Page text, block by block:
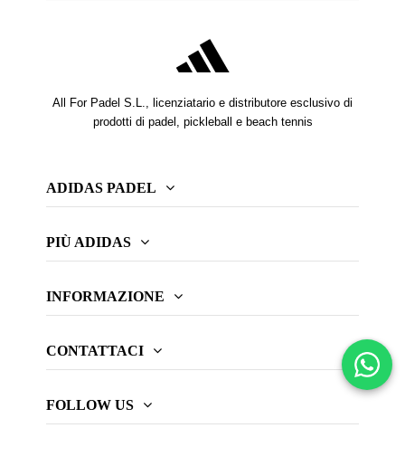
All For Padel S.L., licenziatario e distributore esclusivo di
prodotti di padel, pickleball e beach tennis
ADIDAS PADEL
PIÙ ADIDAS
INFORMAZIONE
CONTATTACI
FOLLOW US